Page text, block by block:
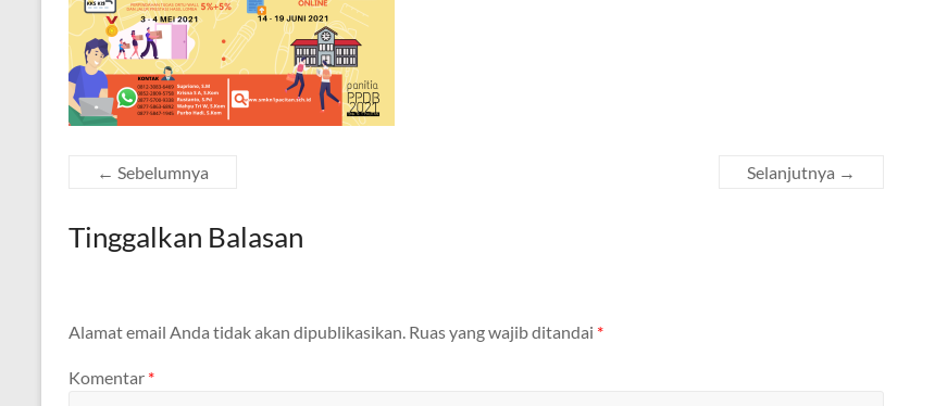
← Sebelumnya Selanjutnya →
Tinggalkan Balasan
Alamat email Anda tidak akan dipublikasikan. Ruas yang wajib ditandai *
Komentar *